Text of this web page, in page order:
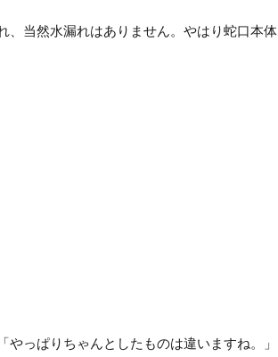
、当然水漏れはありません。やはり蛇口本
やっぱりちゃんとしたものは違いますね。